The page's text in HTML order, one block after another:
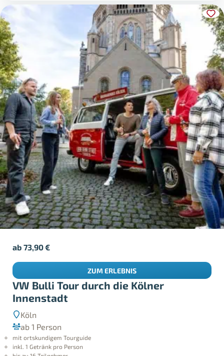
VW Bulli Tour durch die Kölner
Innenstadt
Köln
ab 1 Person
mit ortskundigem Tourguide
inkl. 1 Getränk pro Person
ab73,90€
ZUM ERLEBNIS